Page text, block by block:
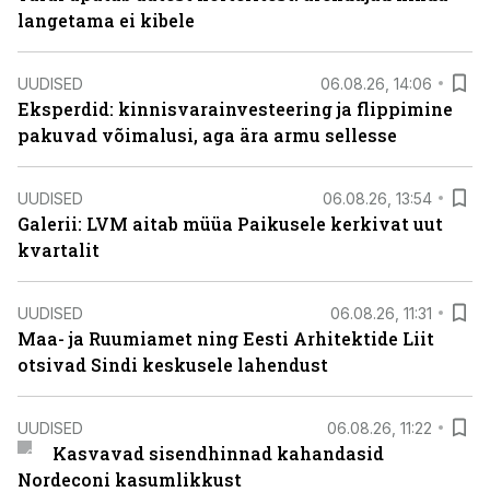
langetama ei kibele
UUDISED 06.08.26, 14:06
Eksperdid: kinnisvarainvesteering ja flippimine
pakuvad võimalusi, aga ära armu sellesse
UUDISED 06.08.26, 13:54
Galerii: LVM aitab müüa Paikusele kerkivat uut
kvartalit
UUDISED 06.08.26, 11:31
Maa- ja Ruumiamet ning Eesti Arhitektide Liit
otsivad Sindi keskusele lahendust
UUDISED 06.08.26, 11:22
Kasvavad sisendhinnad kahandasid
Nordeconi kasumlikkust